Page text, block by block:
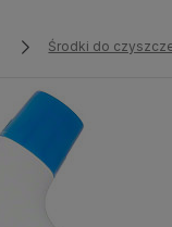
Środki do